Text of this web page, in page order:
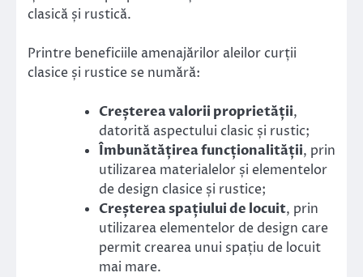
clasică și rustică.
Printre beneficiile amenajărilor aleilor curții
clasice și rustice se numără:
Creșterea valorii proprietății,
datorită aspectului clasic și rustic;
Îmbunătățirea funcționalității, prin
utilizarea materialelor și elementelor
de design clasice și rustice;
Creșterea spațiului de locuit, prin
utilizarea elementelor de design care
permit crearea unui spațiu de locuit
mai mare.